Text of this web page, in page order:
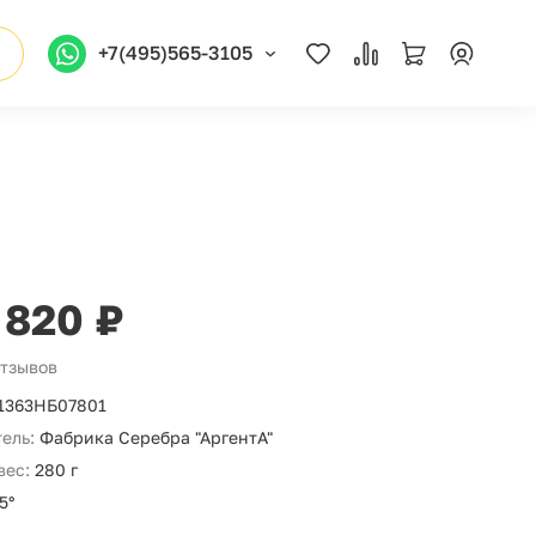
+7(495)565-3105
₽
Фабрика Серебра "АргентА"
280 г